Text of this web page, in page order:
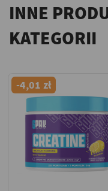
INNE
KATEGORII
-4,01 zł